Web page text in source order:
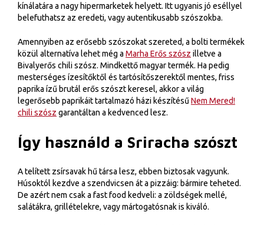
kínálatára a nagy hipermarketek helyett. Itt ugyanis jó eséllyel
belefuthatsz az eredeti, vagy autentikusabb szószokba.
Amennyiben az erősebb szószokat szereted, a bolti termékek
közül alternatíva lehet még a Marha Erős szósz illetve a
Bivalyerős chili szósz. Mindkettő magyar termék. Ha pedig
mesterséges ízesítőktől és tartósítőszerektől mentes, friss
paprika ízű brutál erős szószt keresel, akkor a világ
legerősebb paprikáit tartalmazó házi készítésű Nem Mered!
chili szósz garantáltan a kedvenced lesz.
Így használd a Sriracha szószt
A telített zsírsavak hű társa lesz, ebben biztosak vagyunk.
Húsoktól kezdve a szendvicsen át a pizzáig: bármire teheted.
De azért nem csak a fast food kedveli: a zöldségek mellé,
salátákra, grillételekre, vagy mártogatósnak is kiváló.